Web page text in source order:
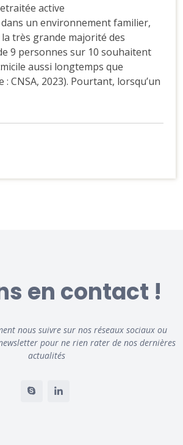
active
un environnement familier,
très grande majorité des
9 personnes sur 10 souhaitent
aussi longtemps que
: CNSA, 2023). Pourtant, lorsqu’un
en contact !
nous suivre sur nos réseaux sociaux ou
pour ne rien rater de nos dernières
actualités